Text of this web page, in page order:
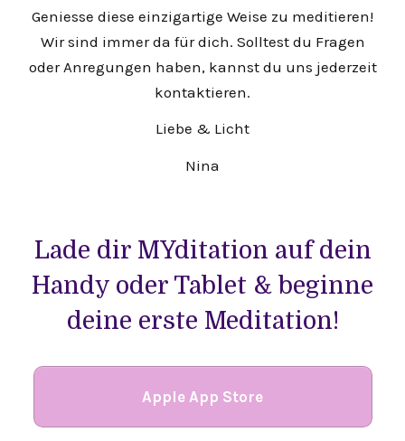
Geniesse diese einzigartige Weise zu meditieren!
Wir sind immer da für dich. Solltest du Fragen
oder Anregungen haben, kannst du uns jederzeit
kontaktieren.
Liebe & Licht
Nina
Lade dir MYditation auf dein
Handy oder Tablet & beginne
deine erste Meditation!
Apple App Store